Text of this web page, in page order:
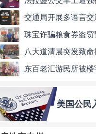
美国公民